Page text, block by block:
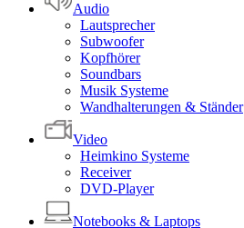
Audio
Lautsprecher
Subwoofer
Kopfhörer
Soundbars
Musik Systeme
Wandhalterungen & Ständer
Video
Heimkino Systeme
Receiver
DVD-Player
Notebooks & Laptops